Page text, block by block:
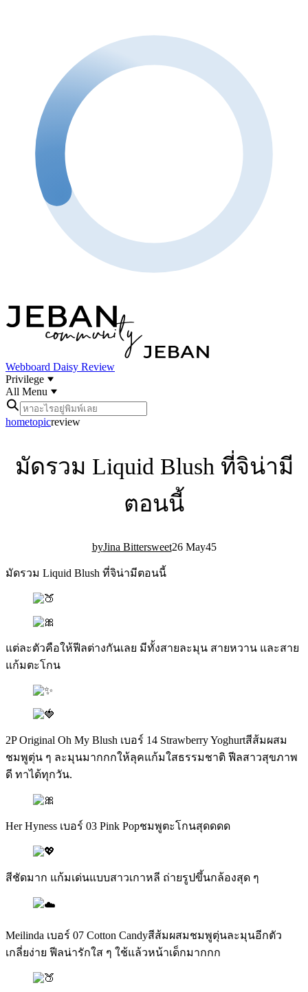
Webboard Daisy Review
Privilege
All Menu
hometopicreview
มัดรวม Liquid Blush ที่จิน่ามี
ตอนนี้
Jina Bittersweet26 May45
มัดรวม Liquid Blush ที่จิน่ามีตอนนี้
แต่ละตัวคือให้ฟีลต่างกันเลย มีทั้งสายละมุน สายหวาน และสาย
แก้มตะโกน
2P Original Oh My Blush เบอร์ 14 Strawberry Yoghurtสีส้มผสม
ชมพูตุ่น ๆ ละมุนมากกกให้ลุคแก้มใสธรรมชาติ ฟีลสาวสุขภาพ
ดี ทาได้ทุกวัน.
Her Hyness เบอร์ 03 Pink Popชมพูตะโกนสุดดดด
สีชัดมาก แก้มเด่นแบบสาวเกาหลี ถ่ายรูปขึ้นกล้องสุด ๆ
Meilinda เบอร์ 07 Cotton Candyสีส้มผสมชมพูตุ่นละมุนอีกตัว
เกลี่ยง่าย ฟีลน่ารักใส ๆ ใช้แล้วหน้าเด็กมากกก